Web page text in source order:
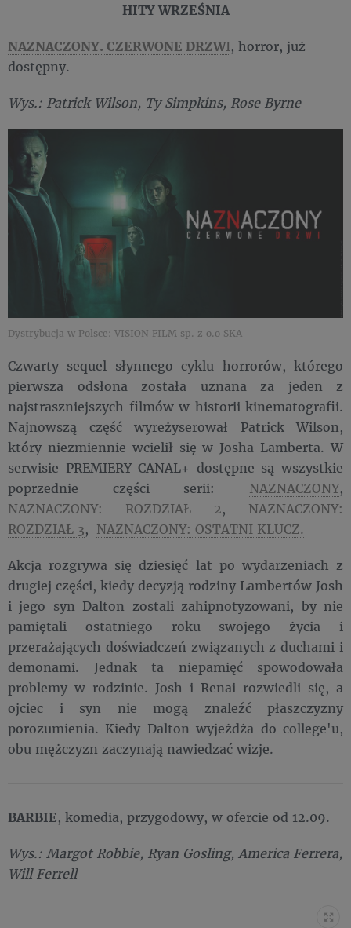
HITY WRZEŚNIA
NAZNACZONY. CZERWONE DRZWI, horror, już
dostępny.
Wys.: Patrick Wilson, Ty Simpkins, Rose Byrne
Dystrybucja w Polsce: VISION FILM sp. z o.o SKA
Czwarty sequel słynnego cyklu horrorów, którego
pierwsza odsłona została uznana za jeden z
najstraszniejszych filmów w historii kinematografii.
Najnowszą część wyreżyserował Patrick Wilson,
który niezmiennie wcielił się w Josha Lamberta. W
serwisie PREMIERY CANAL+ dostępne są wszystkie
poprzednie części serii: NAZNACZONY,
NAZNACZONY: ROZDZIAŁ 2, NAZNACZONY:
ROZDZIAŁ 3, NAZNACZONY: OSTATNI KLUCZ.
Akcja rozgrywa się dziesięć lat po wydarzeniach z
drugiej części, kiedy decyzją rodziny Lambertów Josh
i jego syn Dalton zostali zahipnotyzowani, by nie
pamiętali ostatniego roku swojego życia i
przerażających doświadczeń związanych z duchami i
demonami. Jednak ta niepamięć spowodowała
problemy w rodzinie. Josh i Renai rozwiedli się, a
ojciec i syn nie mogą znaleźć płaszczyzny
porozumienia. Kiedy Dalton wyjeżdża do college'u,
obu mężczyzn zaczynają nawiedzać wizje.
BARBIE, komedia, przygodowy, w ofercie od 12.09.
Wys.: Margot Robbie, Ryan Gosling, America Ferrera,
Will Ferrell